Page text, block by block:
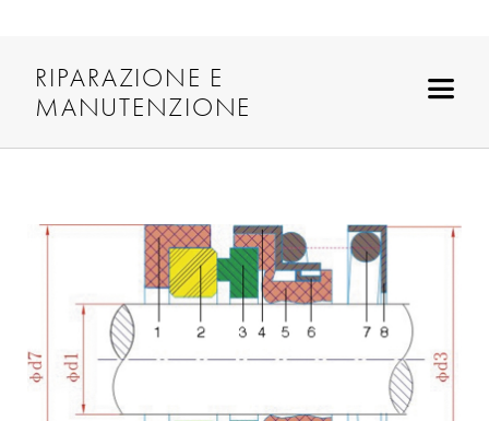
RIPARAZIONE E
MANUTENZIONE